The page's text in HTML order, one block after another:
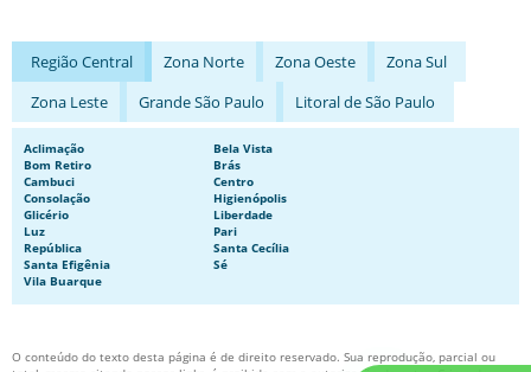
BOMBAS DE ENGRENAGEM EM INOX
BOMBAS NORMALIZADAS
BOMBAS PARA CAMINHÃO TANQUE DE COMBUSTÍVEL
BOMBAS PARA TRANSPORTES DE ASFALTO
BOMBAS PARA TRANSPORTES DE COMBUSTÍVEL
COMPRAR BOMBA CENTRÍFUGA
COMPRAR BOMBA DE ENGRENAGEM
Região Central Zona Norte Zona Oeste
Zona Sul
Zona Leste
Grande São Paulo Litoral de São Paulo
Aclimação
Bela Vista
Bom Retiro
Brás
Cambuci
Centro
Consolação
Higienópolis
Glicério
Liberdade
Luz
Pari
República
Santa Cecília
Santa Efigênia
Sé
Vila Buarque
O conteúdo do texto desta página é de direito reservado. Sua reprodução, parcial ou